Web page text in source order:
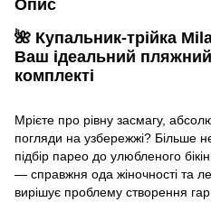
Опис
🌺 Купальник-трійка
Ваш ідеальний
комплекті
Мрієте про рівну засмагу,
погляди на узбережжі? Більше
підбір парео до улюбленого
— справжня ода жіночності та
вирішує проблему створення